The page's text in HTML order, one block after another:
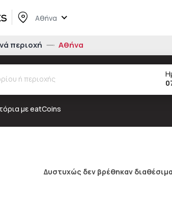
Αθήνα
περιοχή Αθήνα
με eatCoins
Δυστυχώς δεν βρέθηκαν